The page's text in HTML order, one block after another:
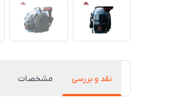
نقد و بررسی مشخصات